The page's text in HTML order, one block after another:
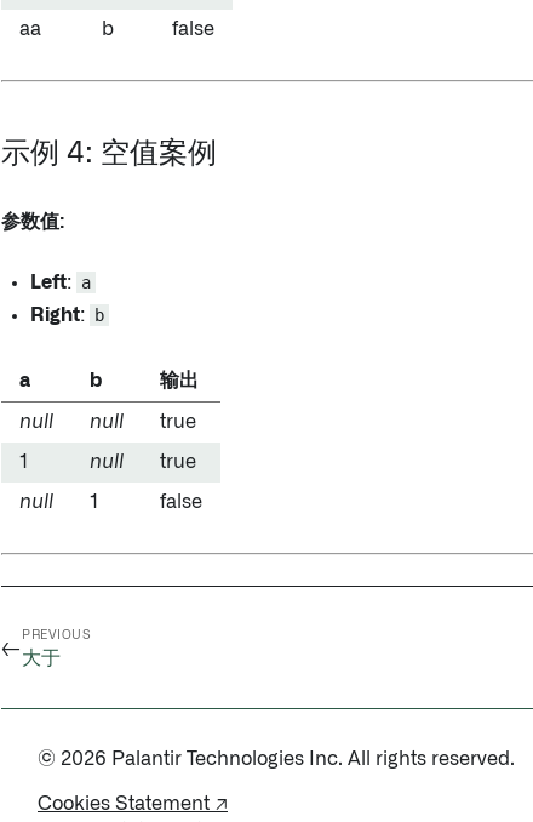
aa b false
示例 4: 空值案例
参数值:
Left: a
Right: b
a b 输出
null null true
1 null true
null 1 false
←
PREVIOUS
大于
© 2026 Palantir Technologies Inc. All rights reserved.
Cookies Statement ↗